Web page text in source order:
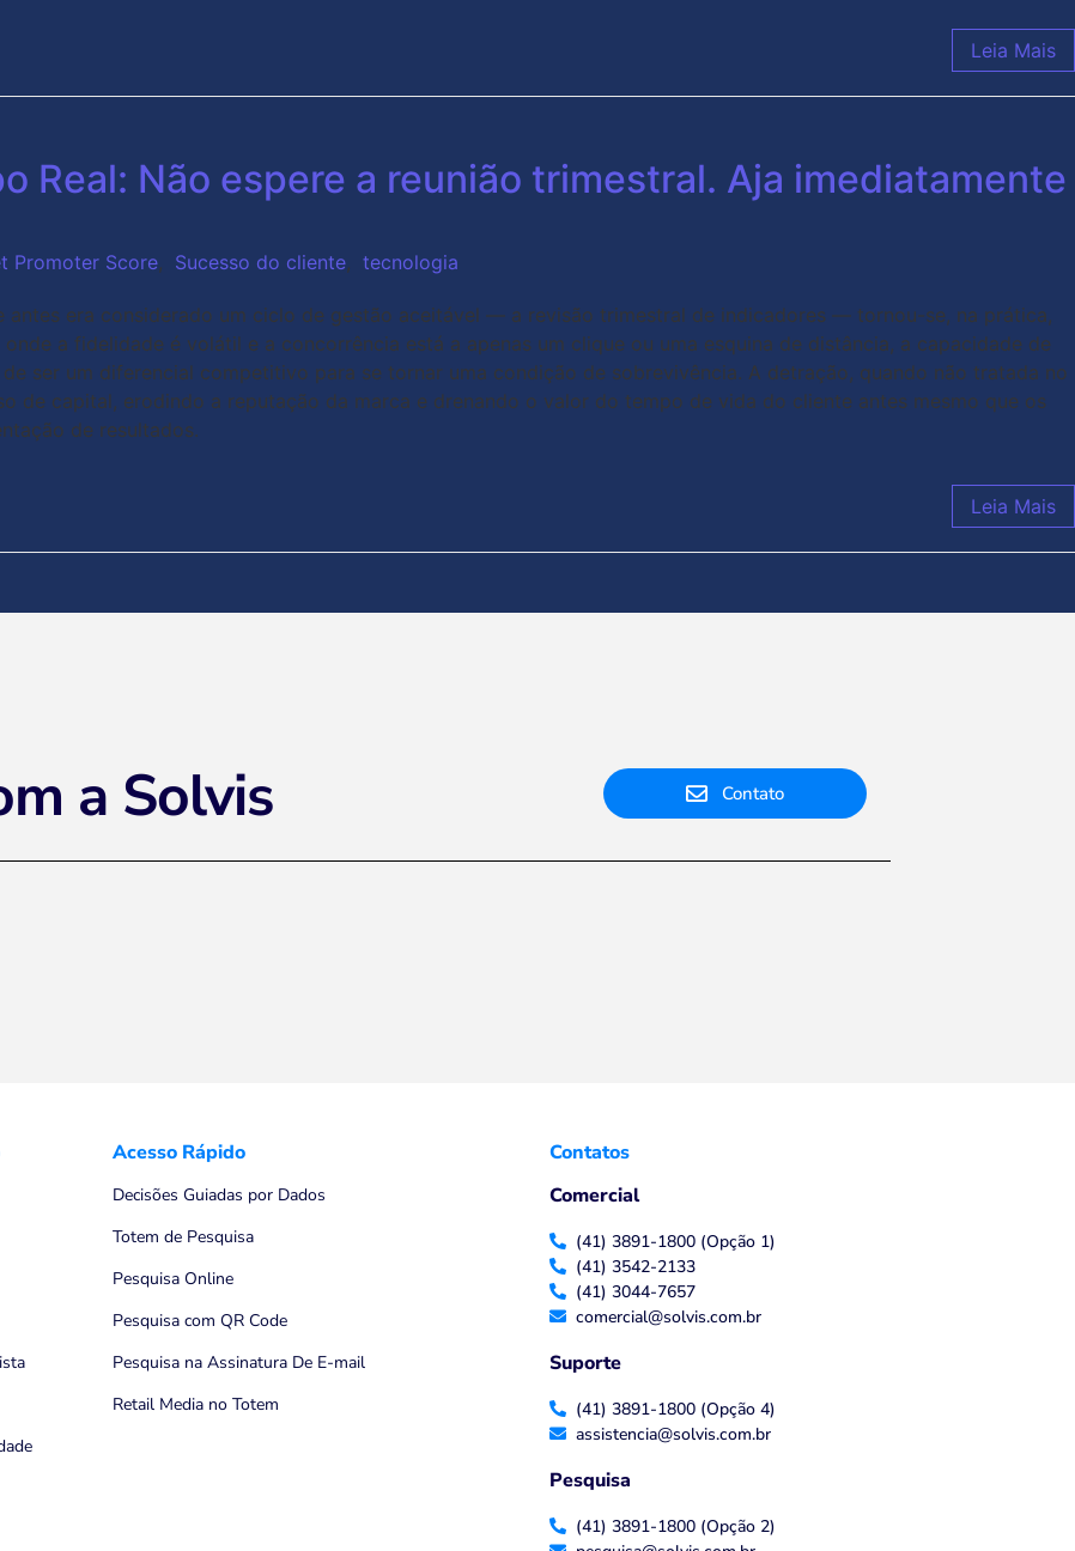
Leia Mais
Real: Não espere a reunião trimestral. Aja imediatamente
Promoter Score, Sucesso do cliente, tecnologia
era considerado um ciclo de gestão aceitável — a revisão trimestral de indicadores — tornou-se, na prática,
a fidelidade é volátil e a concorrência está a apenas um clique ou uma esquina de distância, a capacidade de
ser um diferencial competitivo para se tornar uma condição de sobrevivência. A detração, quando não tratada no
de capital, erodindo a reputação da marca e drenando o valor do tempo de vida do cliente antes mesmo que os
de resultados.
Leia Mais
a Solvis Contato
Acesso Rápido
Decisões Guiadas por Dados
Totem de Pesquisa
Pesquisa Online
Pesquisa com QR Code
Pesquisa na Assinatura De E-mail
Retail Media no Totem
Contatos
Comercial
(41) 3891-1800 (Opção 1)
(41) 3542-2133
(41) 3044-7657
comercial@solvis.com.br
Suporte
(41) 3891-1800 (Opção 4)
assistencia@solvis.com.br
Pesquisa
(41) 3891-1800 (Opção 2)